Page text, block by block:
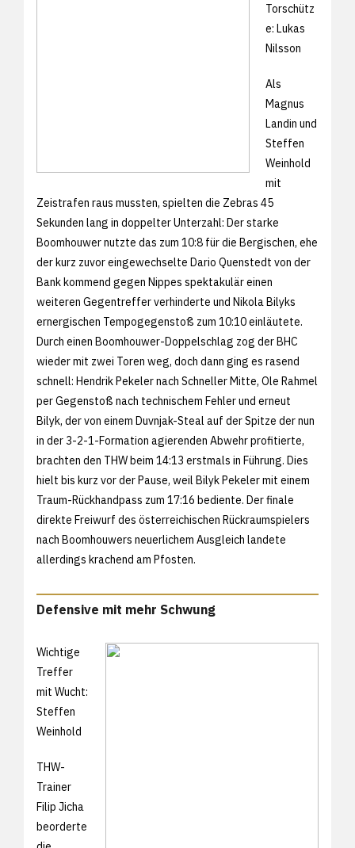
Torschütz
e: Lukas
Nilsson
Als
Magnus
Landin und
Steffen
Weinhold
mit
Zeistrafen raus mussten, spielten die Zebras 45
Sekunden lang in doppelter Unterzahl: Der starke
Boomhouwer nutzte das zum 10:8 für die Bergischen, ehe
der kurz zuvor eingewechselte Dario Quenstedt von der
Bank kommend gegen Nippes spektakulär einen
weiteren Gegentreffer verhinderte und Nikola Bilyks
ernergischen Tempogegenstoß zum 10:10 einläutete.
Durch einen Boomhouwer-Doppelschlag zog der BHC
wieder mit zwei Toren weg, doch dann ging es rasend
schnell: Hendrik Pekeler nach Schneller Mitte, Ole Rahmel
per Gegenstoß nach technischem Fehler und erneut
Bilyk, der von einem Duvnjak-Steal auf der Spitze der nun
in der 3-2-1-Formation agierenden Abwehr profitierte,
brachten den THW beim 14:13 erstmals in Führung. Dies
hielt bis kurz vor der Pause, weil Bilyk Pekeler mit einem
Traum-Rückhandpass zum 17:16 bediente. Der finale
direkte Freiwurf des österreichischen Rückraumspielers
nach Boomhouwers neuerlichem Ausgleich landete
allerdings krachend am Pfosten.
Defensive mit mehr Schwung
Wichtige
Treffer
mit Wucht:
Steffen
Weinhold
THW-
Trainer
Filip Jicha
beorderte